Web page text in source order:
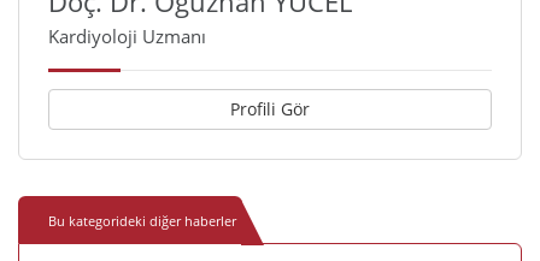
Kardiyoloji Uzmanı
Profili Gör
Bu kategorideki diğer haberler